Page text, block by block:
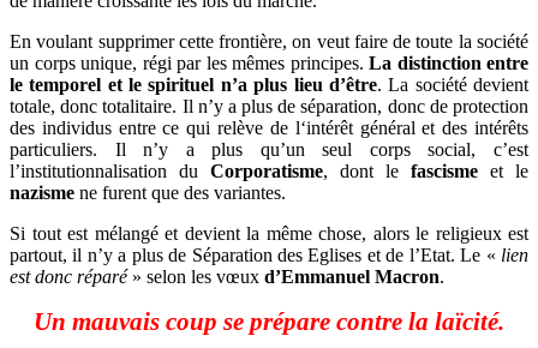
En voulant supprimer cette frontière, on veut faire de toute la société
un corps unique, régi par les mêmes principes. La distinction entre
le temporel et le spirituel n’a plus lieu d’être. La société devient
totale, donc totalitaire. Il n’y a plus de séparation, donc de protection
des individus entre ce qui relève de l‘intérêt général et des intérêts
particuliers. Il n’y a plus qu’un seul corps social, c’est
l’institutionnalisation du Corporatisme, dont le fascisme et le
nazisme ne furent que des variantes.
Si tout est mélangé et devient la même chose, alors le religieux est
partout, il n’y a plus de Séparation des Eglises et de l’Etat. Le « lien
est donc réparé» selon les vœux d’Emmanuel Macron.
Un mauvais coup se prépare contre la laïcité.